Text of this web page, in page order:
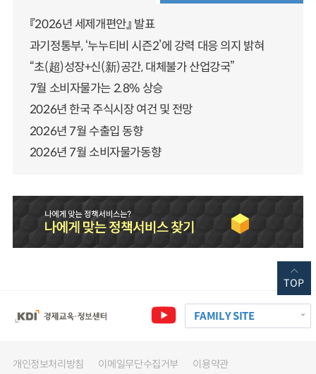
『2026년 세제개편안』 발표
과기정통부, ‘누누티비 시즌2’에 강력 대응 의지 밝혀
“초(超)성장+신(新)공간, 대체불가 산업강국”
7월 소비자물가는 2.8% 상승
2026년 한국 주식시장 여건 및 전망
2026년 7월 수출입 동향
2026년 7월 소비자물가동향
FAMILY SITE
개인정보처리방침 이메일무단수집거부 이용약관
TOP